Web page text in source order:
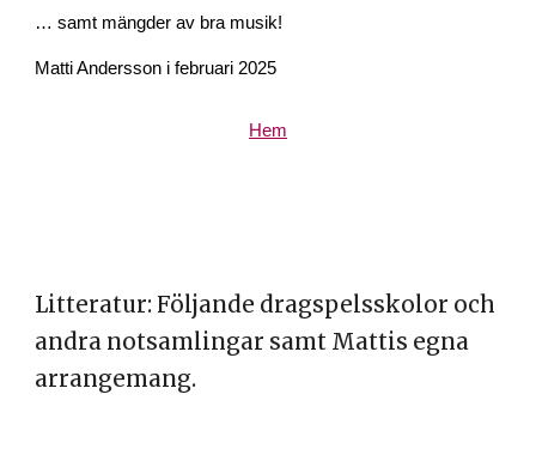
… samt mängder av bra musik!
Matti Andersson i februari 2025
Hem
Litteratur: Följande dragspelsskolor och
andra notsamlingar samt Mattis egna
arrangemang.